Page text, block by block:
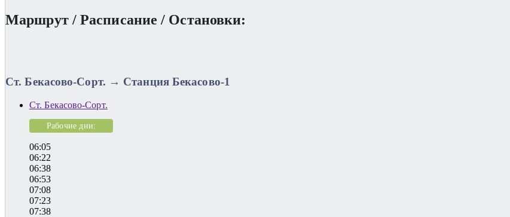
Маршрут / Расписание / Остановки:
Ст. Бекасово-Сорт. → Станция Бекасово-1
Ст. Бекасово-Сорт.
Рабочие дни:
06:05
06:22
06:38
06:53
07:08
07:23
07:38